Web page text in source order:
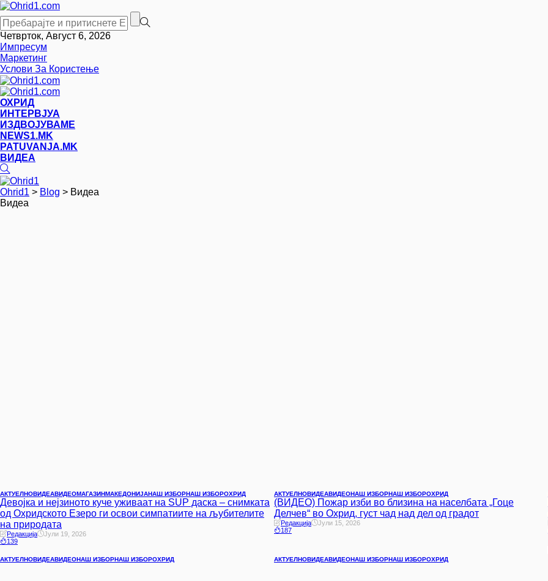
Четврток, Август 6, 2026
Импресум
Маркетинг
Услови За Користење
ОХРИД
ИНТЕРВЈУА
ИЗДВОЈУВАМЕ
NEWS1.MK
PATUVANJA.MK
ВИДЕА
Ohrid1 > Blog > Видеа
Видеа
АКТУЕЛНОВИДЕАВИДЕОМАГАЗИНМАКЕДОНИЈАНАШ ИЗБОРНАШ ИЗБОРОХРИД
Девојка и нејзиното куче уживаат на SUP даска – снимката
од Охридското Езеро ги освои симпатиите на љубителите
на природата
Редакција
Јули 19, 2026
139
АКТУЕЛНОВИДЕАВИДЕОНАШ ИЗБОРНАШ ИЗБОРОХРИД
(ВИДЕО) Пожар изби во близина на населбата „Гоце
Делчев“ во Охрид, густ чад над дел од градот
Редакција
Јули 15, 2026
187
АКТУЕЛНОВИДЕАВИДЕОНАШ ИЗБОРНАШ ИЗБОРОХРИД АКТУЕЛНОВИДЕАВИДЕОНАШ ИЗБОРНАШ ИЗБОРОХРИД